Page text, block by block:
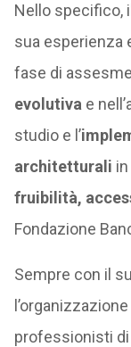
Nello specifico,
sua esperienza
fase di
evolutiva e
studio e l’
architetturali
fruibilità,
Fondazione
Sempre con il
professionisti di